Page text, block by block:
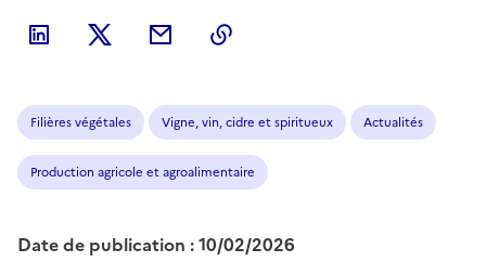
Filières végétales Vigne, vin, cidre et spiritueux Actualités
Production agricole et agroalimentaire
Date de publication : 10/02/2026